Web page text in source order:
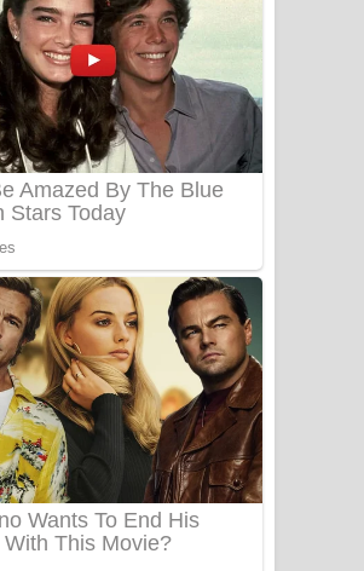
Ow Man Sosa Song Lyrics - ඔව් මං
සෝසා ගීතයේ පද පෙළ
Heavy Weight Song Lyrics
Aye Lanweela Song Lyrics - ආයේ
ලංවීලා ගීතයේ පද පෙළ
Ala purannata Song Lyrics - ආල
පුරන්නට ගීතයේ පද පෙළ
FEVER DREAM Lyrics - Alex Warren
BTS : Hooligan Lyrics
Apa Hamuwee Song Lyrics - අප හමුවී
ගීතයේ පද පෙළ